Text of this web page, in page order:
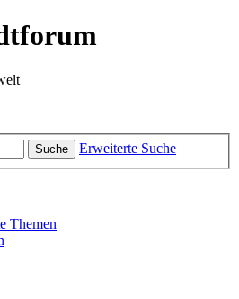
Suche Erweiterte Suche
Themen